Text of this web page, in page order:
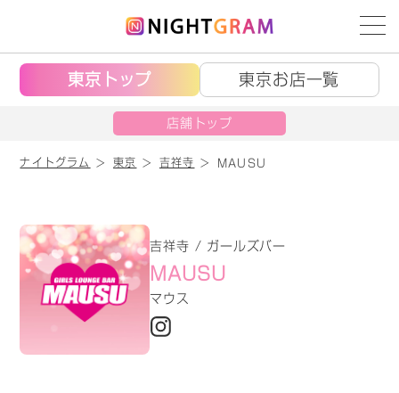
東京トップ 東京お店一覧
店舗トップ
ナイトグラム 東京 吉祥寺 MAUSU
吉祥寺 / ガールズバー
MAUSU
マウス